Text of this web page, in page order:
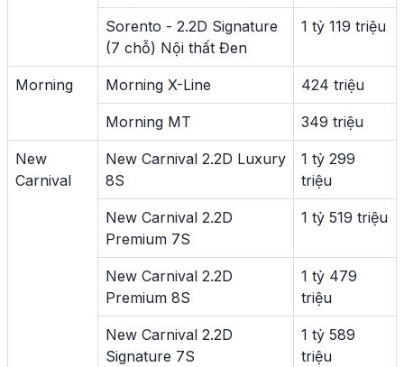
Sorento - 2.2D Signature
(7 chỗ) Nội thất Đen
1 tỷ 119 triệu
Morning Morning X-Line 424 triệu
Morning MT 349 triệu
New
Carnival
New Carnival 2.2D Luxury
8S​
1 tỷ 299
triệu
New Carnival 2.2D
Premium 7S​
1 tỷ 519 triệu
New Carnival 2.2D
Premium 8S​
1 tỷ 479
triệu
New Carnival 2.2D
Signature 7S​
1 tỷ 589
triệu